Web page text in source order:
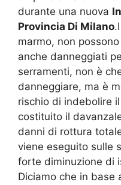
durante una nuova
Provincia Di Milano
marmo, non
anche danneggiati
serramenti, non è
danneggiare, ma è
rischio di indebolire
costituito il
danni di rottura
viene eseguito sulle
forte diminuzione di
Diciamo che in base